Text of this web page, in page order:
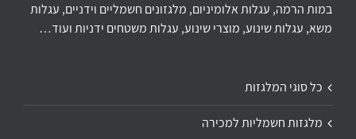
במות הרמה, עגלות אלומיניום, מלגזונים חשמליים וידניים, עגלות
משא, עגלות שינוע, מוצרי שינוע, עגלות משטחים ידניות ועוד…
כל סוגי המלגזות
מלגזות חשמליות למכירה